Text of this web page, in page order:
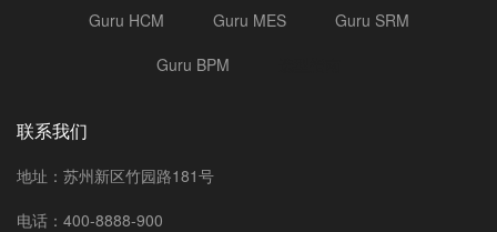
Guru HCM Guru MES
Guru SRM
Guru BPM
联系我们
地址：苏州新区竹园路181号
电话：400-8888-900